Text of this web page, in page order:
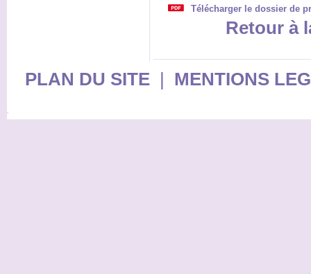
Télécharger le dossier de
Retour à
PLAN DU SITE| MENTIONS